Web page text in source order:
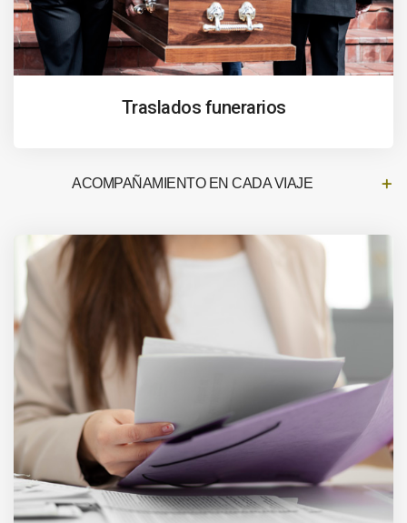
Traslados funerarios
ACOMPAÑAMIENTO EN CADA VIAJE